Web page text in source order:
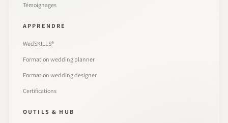
Témoignages
APPRENDRE
WedSKILLS®
Formation wedding planner
Formation wedding designer
Certifications
OUTILS & HUB